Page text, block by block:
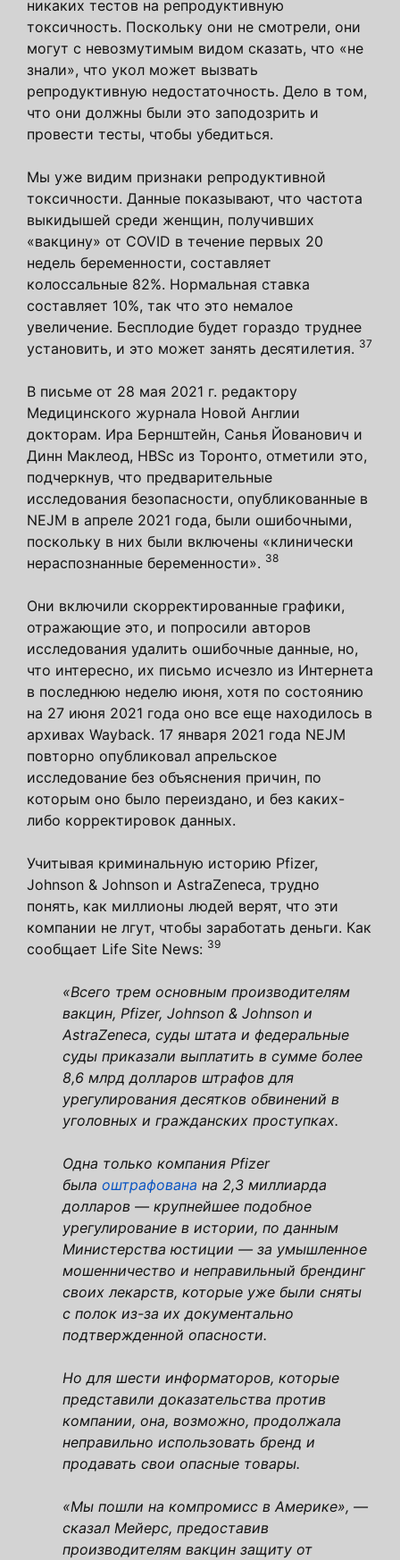
никаких тестов на репродуктивную
токсичность. Поскольку они не смотрели, они
могут с невозмутимым видом сказать, что «не
знали», что укол может вызвать
репродуктивную недостаточность. Дело в том,
что они должны были это заподозрить и
провести тесты, чтобы убедиться.
Мы уже видим признаки репродуктивной
токсичности. Данные показывают, что частота
выкидышей среди женщин, получивших
«вакцину» от COVID в течение первых 20
недель беременности, составляет
колоссальные 82%. Нормальная ставка
составляет 10%, так что это немалое
увеличение. Бесплодие будет гораздо труднее
установить, и это может занять десятилетия. 37
В письме от 28 мая 2021 г. редактору
Медицинского журнала Новой Англии
докторам. Ира Бернштейн, Санья Йованович и
Динн Маклеод, HBSc из Торонто, отметили это,
подчеркнув, что предварительные
исследования безопасности, опубликованные в
NEJM в апреле 2021 года, были ошибочными,
поскольку в них были включены «клинически
нераспознанные беременности». 38
Они включили скорректированные графики,
отражающие это, и попросили авторов
исследования удалить ошибочные данные, но,
что интересно, их письмо исчезло из Интернета
в последнюю неделю июня, хотя по состоянию
на 27 июня 2021 года оно все еще находилось в
архивах Wayback. 17 января 2021 года NEJM
повторно опубликовал апрельское
исследование без объяснения причин, по
которым оно было переиздано, и без каких-
либо корректировок данных.
Учитывая криминальную историю Pfizer,
Johnson & Johnson и AstraZeneca, трудно
понять, как миллионы людей верят, что эти
компании не лгут, чтобы заработать деньги. Как
сообщает Life Site News: 39
«Всего трем основным производителям
вакцин, Pfizer, Johnson & Johnson и
AstraZeneca, суды штата и федеральные
суды приказали выплатить в сумме более
8,6 млрд долларов штрафов для
урегулирования десятков обвинений в
уголовных и гражданских проступках.
Одна только компания Pfizer
была оштрафована на 2,3 миллиарда
долларов — крупнейшее подобное
урегулирование в истории, по данным
Министерства юстиции — за умышленное
мошенничество и неправильный брендинг
своих лекарств, которые уже были сняты
с полок из-за их документально
подтвержденной опасности.
Но для шести информаторов, которые
представили доказательства против
компании, она, возможно, продолжала
неправильно использовать бренд и
продавать свои опасные товары.
«Мы пошли на компромисс в Америке», —
сказал Мейерс, предоставив
производителям вакцин защиту от